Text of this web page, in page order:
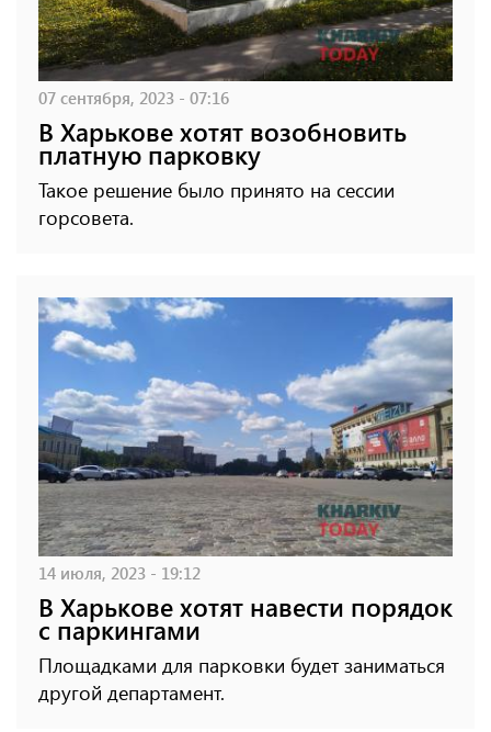
07 сентября, 2023 - 07:16
В Харькове хотят возобновить
платную парковку
Такое решение было принято на сессии
горсовета.
14 июля, 2023 - 19:12
В Харькове хотят навести порядок
с паркингами
Площадками для парковки будет заниматься
другой департамент.